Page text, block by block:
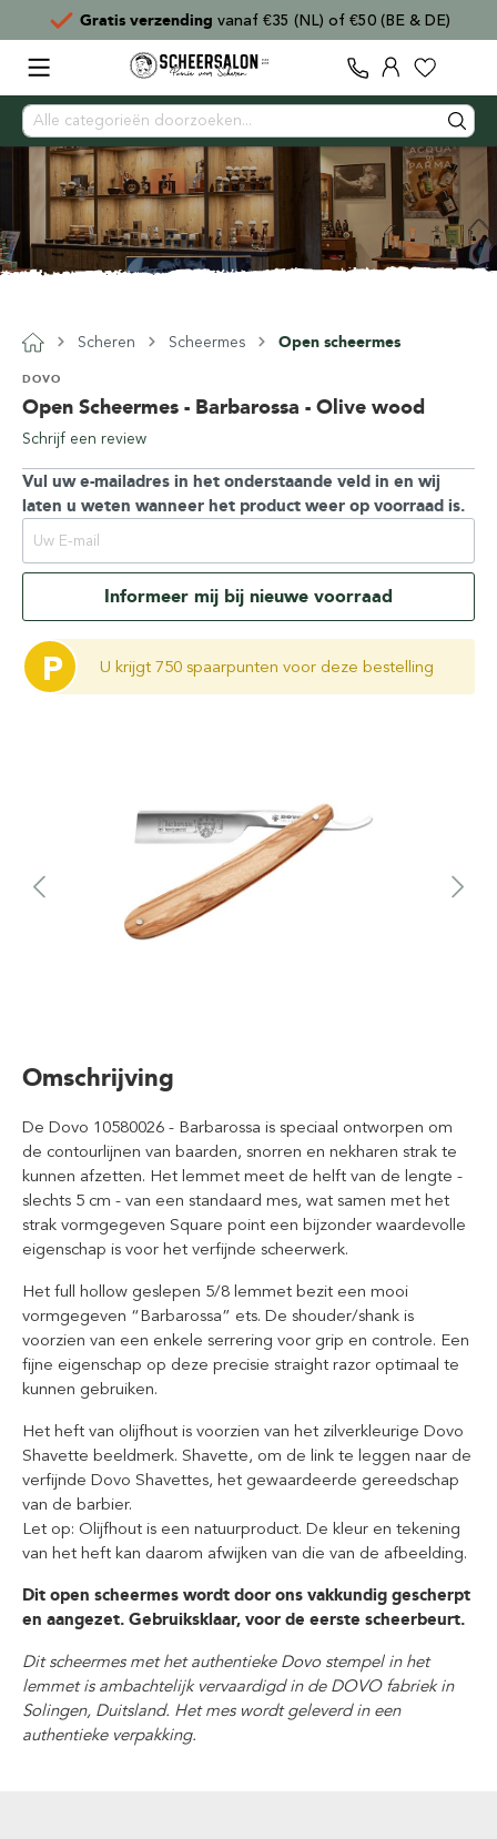
& DE) Voor15:00besteld,direct verzonden
Scheren Scheermes Open scheermes
Open Scheermes - Barbarossa - Olive wood
DOVO
Schrijf een review
Vul uw e-mailadres in het onderstaande veld in en wij
laten u weten wanneer het product weer op voorraad is.
Informeer mij bij nieuwe voorraad
P U krijgt 750 spaarpunten voor deze bestelling
Omschrijving
De Dovo 10580026 - Barbarossa is speciaal ontworpen om
de contourlijnen van baarden, snorren en nekharen strak te
kunnen afzetten. Het lemmet meet de helft van de lengte -
slechts 5 cm - van een standaard mes, wat samen met het
strak vormgegeven Square point een bijzonder waardevolle
eigenschap is voor het verfijnde scheerwerk.
Het full hollow geslepen 5/8 lemmet bezit een mooi
vormgegeven “Barbarossa” ets. De shouder/shank is
voorzien van een enkele serrering voor grip en controle. Een
fijne eigenschap op deze precisie straight razor optimaal te
kunnen gebruiken.
Het heft van olijfhout is voorzien van het zilverkleurige Dovo
Shavette beeldmerk. Shavette, om de link te leggen naar de
verfijnde Dovo Shavettes, het gewaardeerde gereedschap
van de barbier.
Let op: Olijfhout is een natuurproduct. De kleur en tekening
van het heft kan daarom afwijken van die van de afbeelding.
Dit open scheermes wordt door ons vakkundig gescherpt
en aangezet. Gebruiksklaar, voor de eerste scheerbeurt.
Dit scheermes met het authentieke Dovo stempel in het
lemmet is ambachtelijk vervaardigd in de DOVO fabriek in
Solingen, Duitsland. Het mes wordt geleverd in een
authentieke verpakking.